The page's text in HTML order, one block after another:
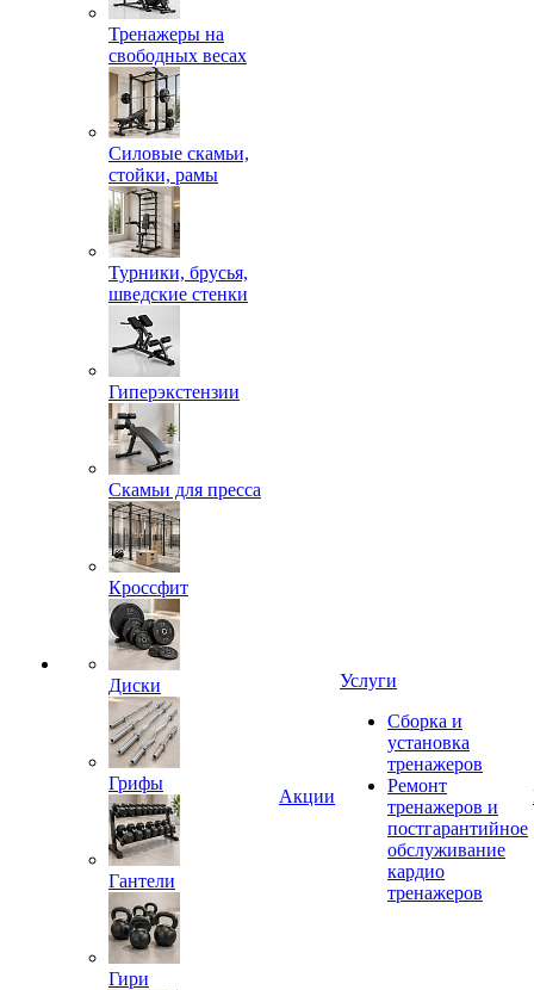
Тренажеры на
свободных весах
Силовые скамьи,
стойки, рамы
Турники, брусья,
шведские стенки
Гиперэкстензии
Скамьи для пресса
Кроссфит
Диски
Грифы
Гантели
Гири
Акции
Услуги
Сборка и
установка
тренажеров
Ремонт
тренажеров и
постгарантийное
обслуживание
кардио
тренажеров